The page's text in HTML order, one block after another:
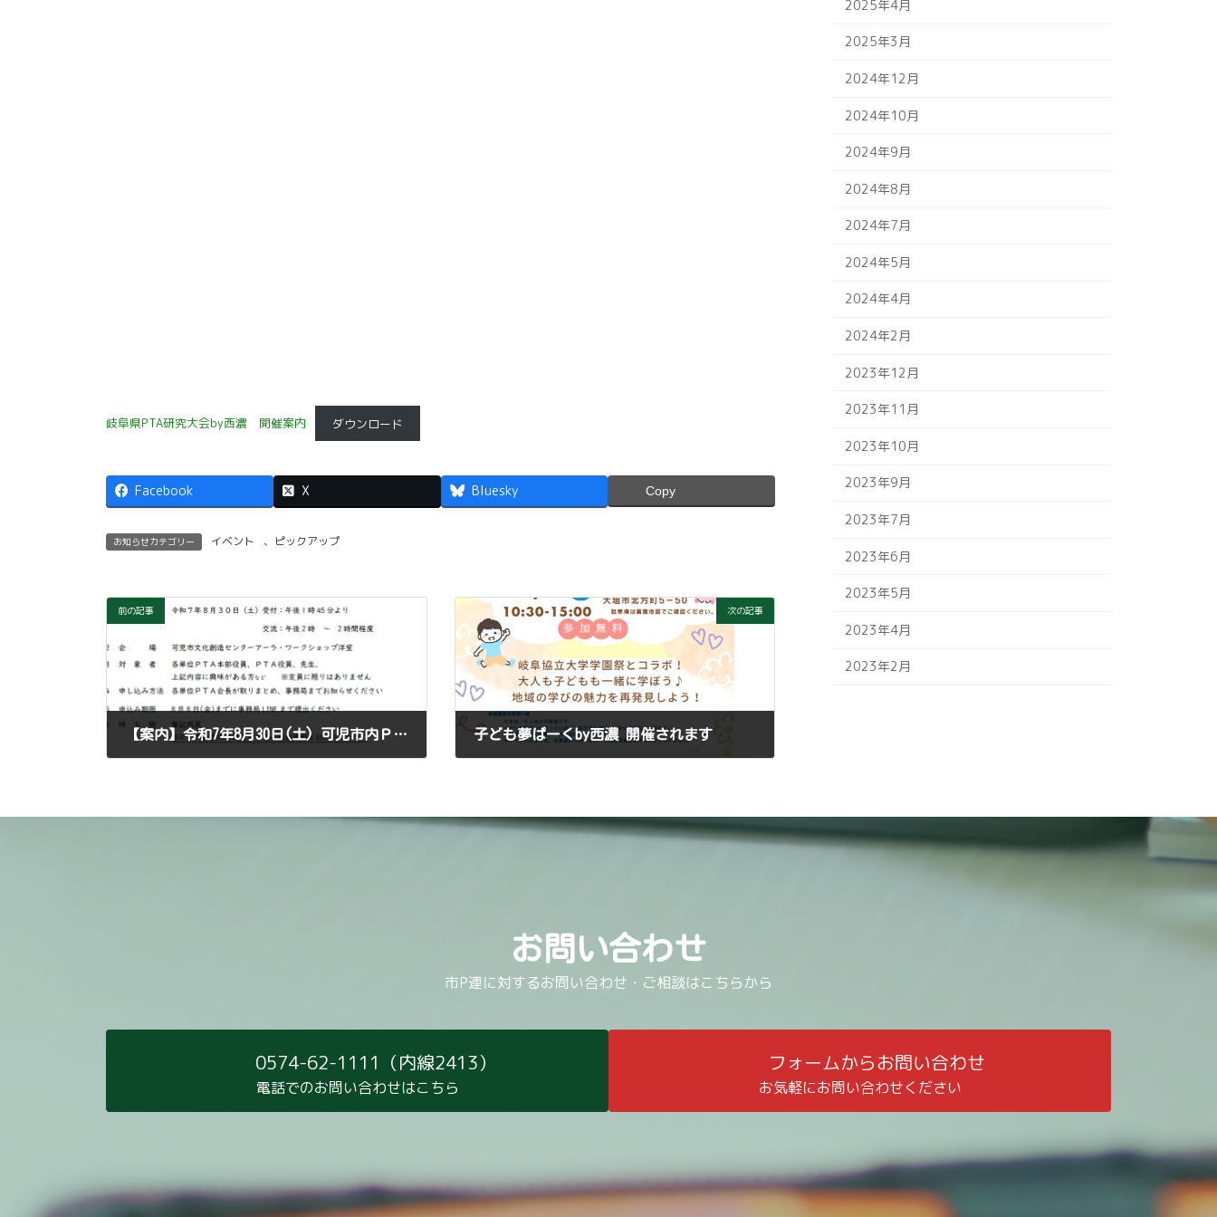
岐阜県PTA研究大会by西濃 開催案内 ダウンロード
Facebook X Bluesky Copy
お知らせカテゴリー イベント 、 ピックアップ
前の記事
【案内】令和7年8月30日(土) 可児市内ＰＴＡ交流会を開催します
次の記事
子ども夢ぱーくby西濃 開催されます
2025年4月
2025年3月
2024年12月
2024年10月
2024年9月
2024年8月
2024年7月
2024年5月
2024年4月
2024年2月
2023年12月
2023年11月
2023年10月
2023年9月
2023年7月
2023年6月
2023年5月
2023年4月
2023年2月
お問い合わせ
市P連に対するお問い合わせ・ご相談はこちらから
0574-62-1111（内線2413）
電話でのお問い合わせはこちら
フォームからお問い合わせ
お気軽にお問い合わせください